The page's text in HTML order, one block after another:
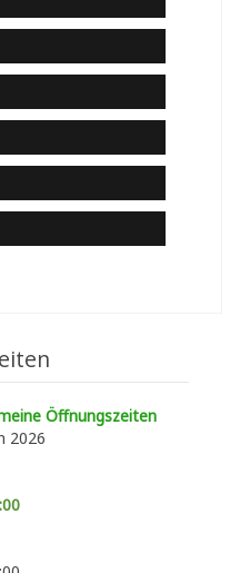
Öffnungszeiten
2026